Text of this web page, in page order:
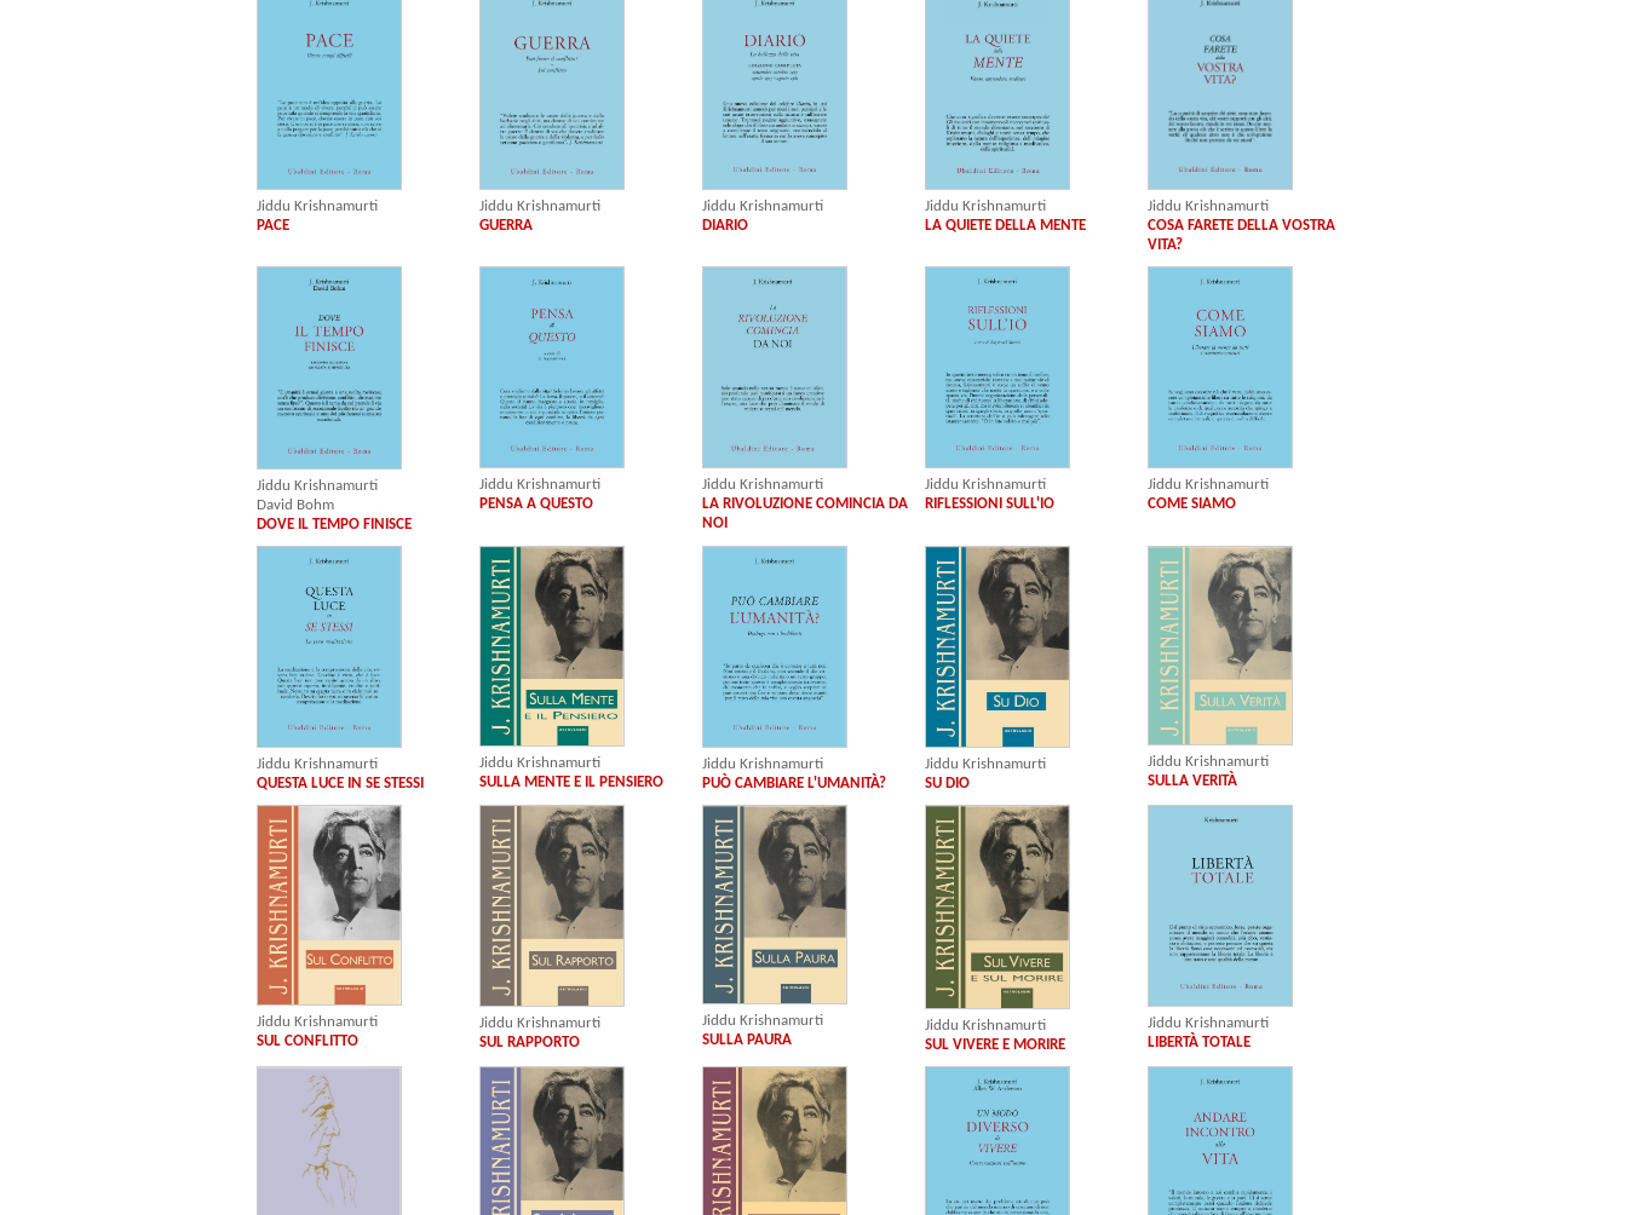
Jiddu Krishnamurti
PACE
Jiddu Krishnamurti
GUERRA
Jiddu Krishnamurti
DIARIO
Jiddu Krishnamurti
LA QUIETE DELLA MENTE
Jiddu Krishnamurti
COSA FARETE DELLA VOSTRA
VITA?
Jiddu Krishnamurti
David Bohm
DOVE IL TEMPO FINISCE
Jiddu Krishnamurti
PENSA A QUESTO
Jiddu Krishnamurti
LA RIVOLUZIONE COMINCIA DA
NOI
Jiddu Krishnamurti
RIFLESSIONI SULL'IO
Jiddu Krishnamurti
COME SIAMO
Jiddu Krishnamurti
QUESTA LUCE IN SE STESSI
Jiddu Krishnamurti
SULLA MENTE E IL PENSIERO
Jiddu Krishnamurti
PUÒ CAMBIARE L'UMANITÀ?
Jiddu Krishnamurti
SU DIO
Jiddu Krishnamurti
SULLA VERITÀ
Jiddu Krishnamurti
SUL CONFLITTO
Jiddu Krishnamurti
SUL RAPPORTO
Jiddu Krishnamurti
SULLA PAURA
Jiddu Krishnamurti
SUL VIVERE E MORIRE
Jiddu Krishnamurti
LIBERTÀ TOTALE